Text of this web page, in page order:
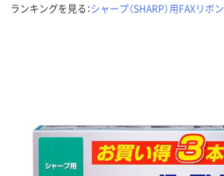
ランキングを見る：シャープ（SHARP）用FAXリボン